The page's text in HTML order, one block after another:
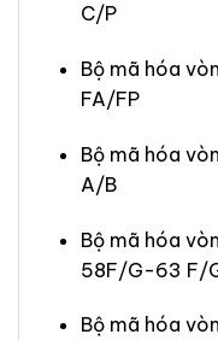
C/P
Bộ mã hóa
FA/FP
Bộ mã hóa
A/B
Bộ mã hóa
58F/G-63 F/
Bộ mã hóa